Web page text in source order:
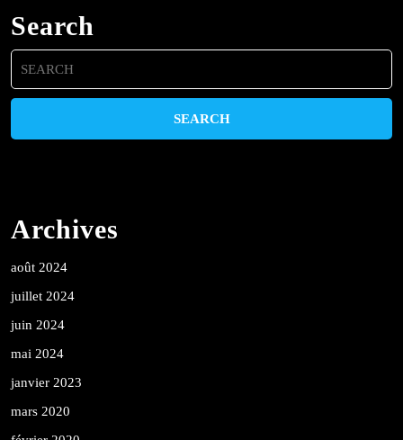
Search
Search
for:
Archives
août 2024
juillet 2024
juin 2024
mai 2024
janvier 2023
mars 2020